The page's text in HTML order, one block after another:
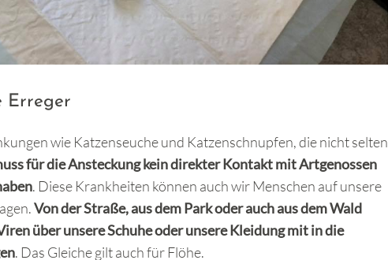
Erreger
wie Katzenseuche und Katzenschnupfen, die nicht selten
für die Ansteckung kein direkter Kontakt mit Artgenossen
. Diese Krankheiten können auch wir Menschen auf unsere
Von der Straße, aus dem Park oder auch aus dem Wald
über unsere Schuhe oder unsere Kleidung mit in die
. Das Gleiche gilt auch für Flöhe.